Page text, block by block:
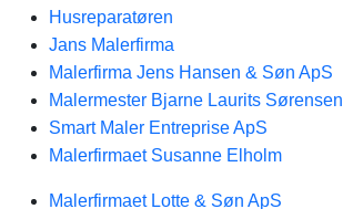
Husreparatøren
Jans Malerfirma
Malerfirma Jens Hansen & Søn ApS
Malermester Bjarne Laurits Sørensen
Smart Maler Entreprise ApS
Malerfirmaet Susanne Elholm
Malerfirmaet Lotte & Søn ApS